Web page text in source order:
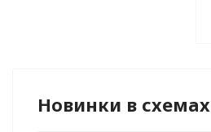
Новинки в схемах